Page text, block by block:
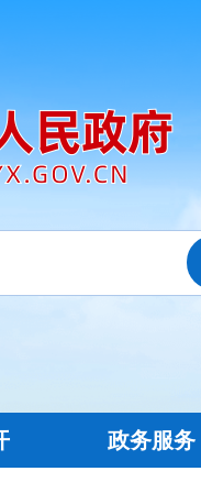
政务服务